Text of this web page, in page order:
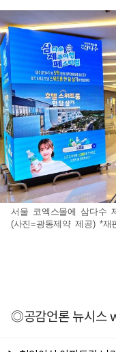
서울 코엑스몰에 삼다수
(사진=광동제약 제공) *
◎공감언론 뉴시스